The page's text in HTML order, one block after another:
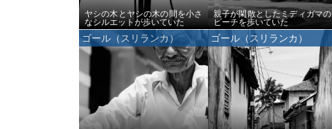
ヤシの木とヤシの木の間を小さ
なシルエットが歩いていた
親子が閑散としたミディガマの
ビーチを歩いていた
ゴール（スリランカ） ゴール（スリランカ）